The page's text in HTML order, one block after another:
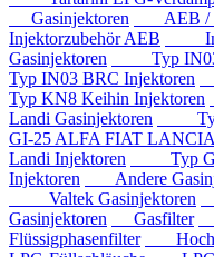
Gasinjektoren
AEB /
Injektorzubehör AEB
Gasinjektoren
Typ IN03
Typ IN03 BRC Injektoren
Typ KN8 Keihin Injektoren
Landi Gasinjektoren
Typ
GI-25 ALFA FIAT
Landi Injektoren
Typ
Injektoren
Andere
Valtek Gasinjektoren
Gasinjektoren
Gasfilter
Flüssigphasenfilter